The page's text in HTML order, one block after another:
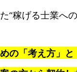
“稼げる士業へ
の「考え方」